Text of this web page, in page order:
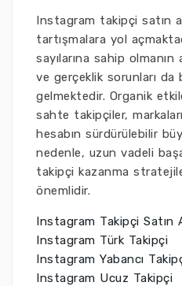
Instagram takipçi satın
tartışmalara yol
sayılarına sahip
ve gerçeklik sorunları da
gelmektedir. Organik
sahte takipçiler,
hesabın sürdürülebilir
nedenle, uzun vadeli
takipçi kazanma
önemlidir.
Instagram Takipçi Satın
Instagram Türk Takipçi
Instagram Yabancı
Instagram Ucuz Takipçi